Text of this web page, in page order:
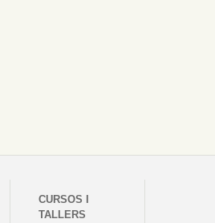
CURSOS I
TALLERS